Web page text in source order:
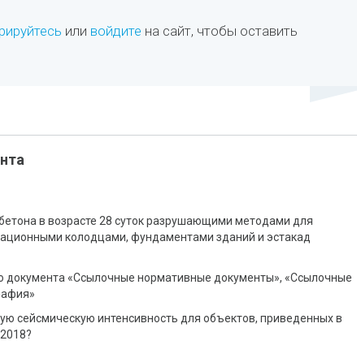
или войдите на сайт, чтобы оставить
в возрасте 28 суток разрушающими методами для
колодцами, фундаментами зданий и эстакад
документа «Ссылочные нормативные документы», «Ссылочные
сейсмическую интенсивность для объектов, приведенных в